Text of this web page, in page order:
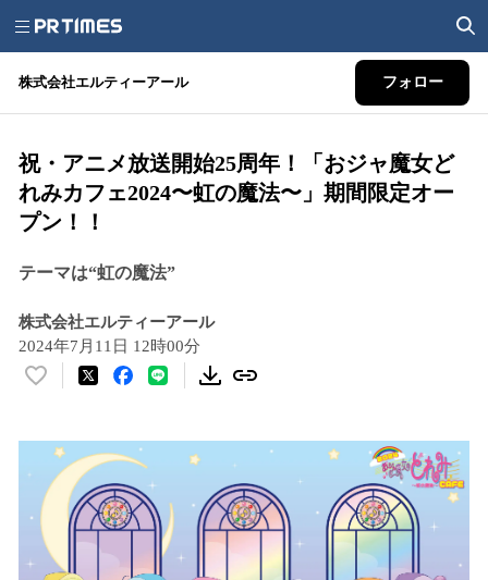
株式会社エルティーアール フォロー
祝・アニメ放送開始25周年！「おジャ魔女ど
れみカフェ2024〜虹の魔法〜」期間限定オー
プン！！
テーマは“虹の魔法”
株式会社エルティーアール
2024年7月11日 12時00分
い
数
を
読
み
込